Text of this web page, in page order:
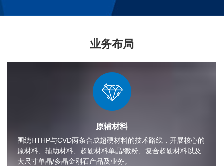
业务布局
原辅材料
围绕HTHP与CVD两条合成超硬材料的技术路线，开展核心的
原材料、辅助材料、超硬材料单晶/微粉、复合超硬材料以及
大尺寸单晶/多晶金刚石产品及业务。